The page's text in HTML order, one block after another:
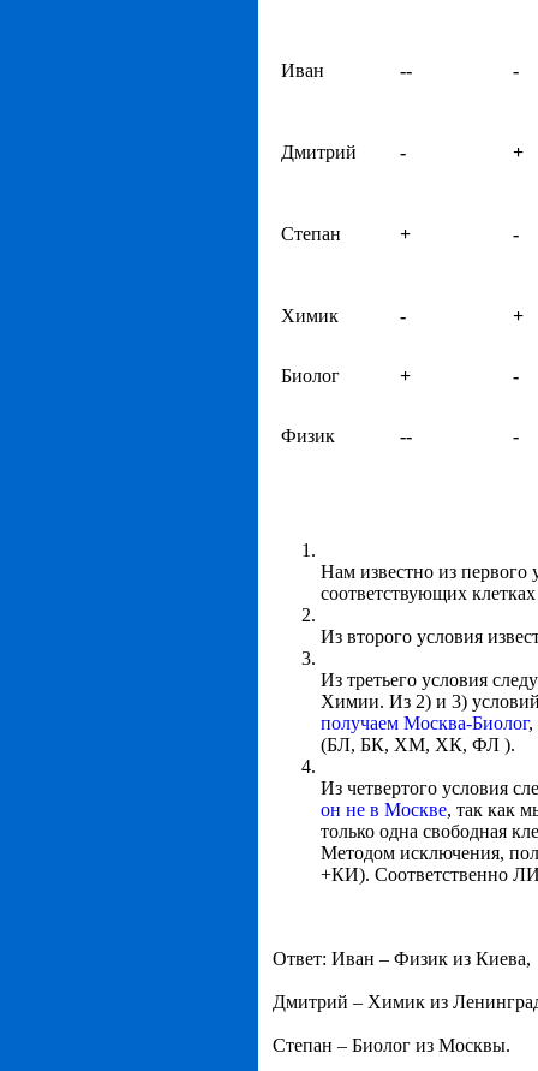
Иван -- -
Дмитрий - +
Степан + -
Химик - +
Биолог + -
Физик -- -
Нам известно из первого
соответствующих
Из второго условия
Из третьего условия
Химии. Из 2) и 3)
получаем Москва-Биолог,
(БЛ, БК, ХМ, ХК, ФЛ ).
Из четвертого условия
он не в Москве, так как
только одна свободная
Методом исключения,
+КИ). Соответственно
Ответ: Иван – Физик из Киева,
Дмитрий – Химик из
Степан – Биолог из Москвы.